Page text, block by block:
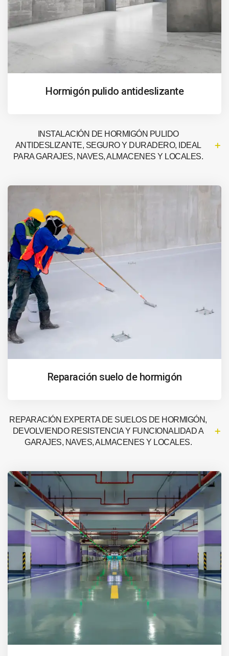
Hormigón pulido antideslizante
INSTALACIÓN DE HORMIGÓN PULIDO
ANTIDESLIZANTE, SEGURO Y DURADERO, IDEAL
PARA GARAJES, NAVES, ALMACENES Y LOCALES.
Reparación suelo de hormigón
REPARACIÓN EXPERTA DE SUELOS DE HORMIGÓN,
DEVOLVIENDO RESISTENCIA Y FUNCIONALIDAD A
GARAJES, NAVES, ALMACENES Y LOCALES.